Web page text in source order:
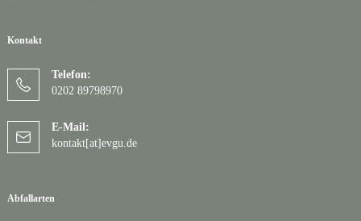
Kontakt
Telefon:
0202 89798970
E-Mail:
kontakt[at]evgu.de
Abfallarten